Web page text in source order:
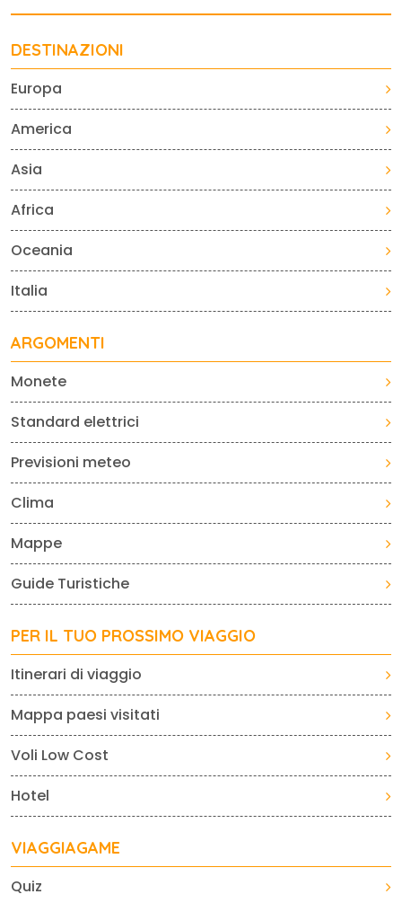
DESTINAZIONI
Europa
America
Asia
Africa
Oceania
Italia
ARGOMENTI
Monete
Standard elettrici
Previsioni meteo
Clima
Mappe
Guide Turistiche
PER IL TUO PROSSIMO VIAGGIO
Itinerari di viaggio
Mappa paesi visitati
Voli Low Cost
Hotel
VIAGGIAGAME
Quiz